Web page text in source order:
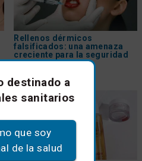
Rellenos dérmicos
falsificados: una amenaza
creciente para la seguridad
del paciente
destinado a
sanitarios
que soy
de la salud